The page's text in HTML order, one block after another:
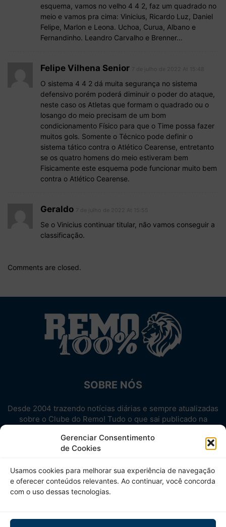
Gerenciar Consentimento
de Cookies
Usamos cookies para melhorar sua experiência de navegação
e oferecer conteúdos relevantes. Ao continuar, você concorda
com o uso dessas tecnologias.
esquema, vamos no velho 4 4 2, faz um quadrado no
meio e vamos pra cima: Vinicius, Ricardo Luz, Daniel
Felipe, Marlon e Leona. Uchoa, Curua, Albano e
Fernandinho. Leandro Carvalho e Brenner…
Felipe Vilhena Senior
O sistema 4 4 2 dá muita segurança no sistema
defensivo porém poderá diminuir o poder do ataque,
neste caso os Atletas que formam o quadrado ou o
losango do meio precisam de um bom
condicionamento Físico para que o Time possa fazer
muitos gols. Somente o Técnico pode definir o
sistema tático contra o Atlético Cearense, entretanto
se os quatro homens do meio estiveram bem
Fisicamente este esquema pode funcionar muito bem
contra o Atlético Cearense.
Geraldo
Se o Vinicius continuar titular, não vamos conseguir a
classificação.
Comments are closed.
SOBRE NÓS
Desde 2004 trazendo notícias diárias e sempre atualizadas
sobre o Clube do Remo! Tudo o que sai publicado na
Aproveite! Site não-oficial.
SIGA-NOS